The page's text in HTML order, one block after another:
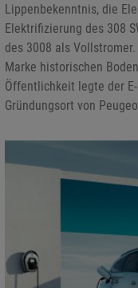
Lippenbekenntnis, die
Elektrifizierung des 308
des 3008 als
Marke historischen
Öffentlichkeit legte der
Gründungsort von